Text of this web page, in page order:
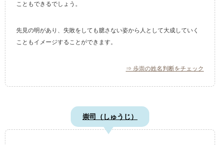
こともできるでしょう。
先見の明があり、失敗をしても臆さない姿から人として大成していく
こともイメージすることができます。
⇒ 歩崇の姓名判断をチェック
崇司（しゅうじ）